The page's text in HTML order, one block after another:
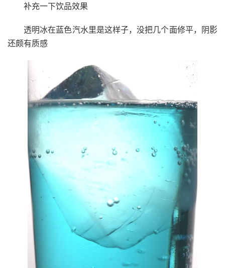
补充一下饮品效果
透明冰在蓝色汽水里是这样子，没把几个面修平，阴影
还颇有质感